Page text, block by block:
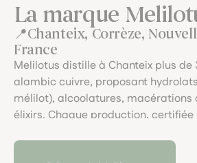
La marque
Chanteix, Corrèze,
France
Melilotus distille à Chanteix plus de
alambic cuivre, proposant
mélilot), alcoolatures, macérations
élixirs. Chaque production,
vibrante et respectueuse du végétal.